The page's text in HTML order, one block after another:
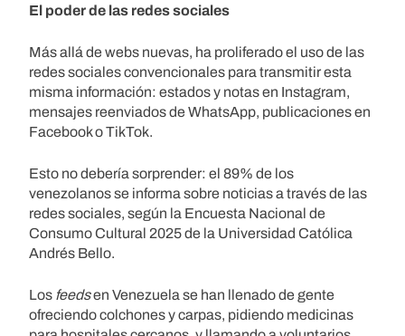
El poder de las redes sociales
Más allá de webs nuevas, ha proliferado el uso de las
redes sociales convencionales para transmitir esta
misma información: estados y notas en Instagram,
mensajes reenviados de WhatsApp, publicaciones en
Facebook o TikTok.
Esto no debería sorprender: el 89% de los
venezolanos se informa sobre noticias a través de las
redes sociales, según la Encuesta Nacional de
Consumo Cultural 2025 de la Universidad Católica
Andrés Bello.
Los feedsen Venezuela se han llenado de gente
ofreciendo colchones y carpas, pidiendo medicinas